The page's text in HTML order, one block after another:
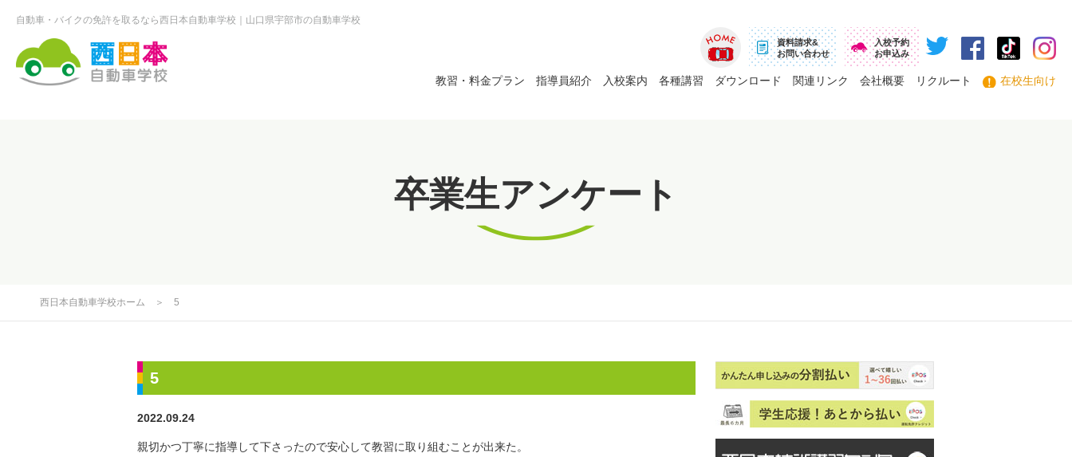
自動車・バイクの免許を取るなら西日本自動車学校 山口県宇部市の自動車学校
ホーム
資料請求&
お問い合わせ
入校予約
お申込み
教習・料金プラン 指導員紹介 入校案内 各種講習 ダウンロード 関連リンク 会社概要 リクルート 在校生向け
卒業生アンケート
西日本自動車学校ホーム ＞ 5
5
2022.09.24
親切かつ丁寧に指導して下さったので安心して教習に取り組むことが出来た。